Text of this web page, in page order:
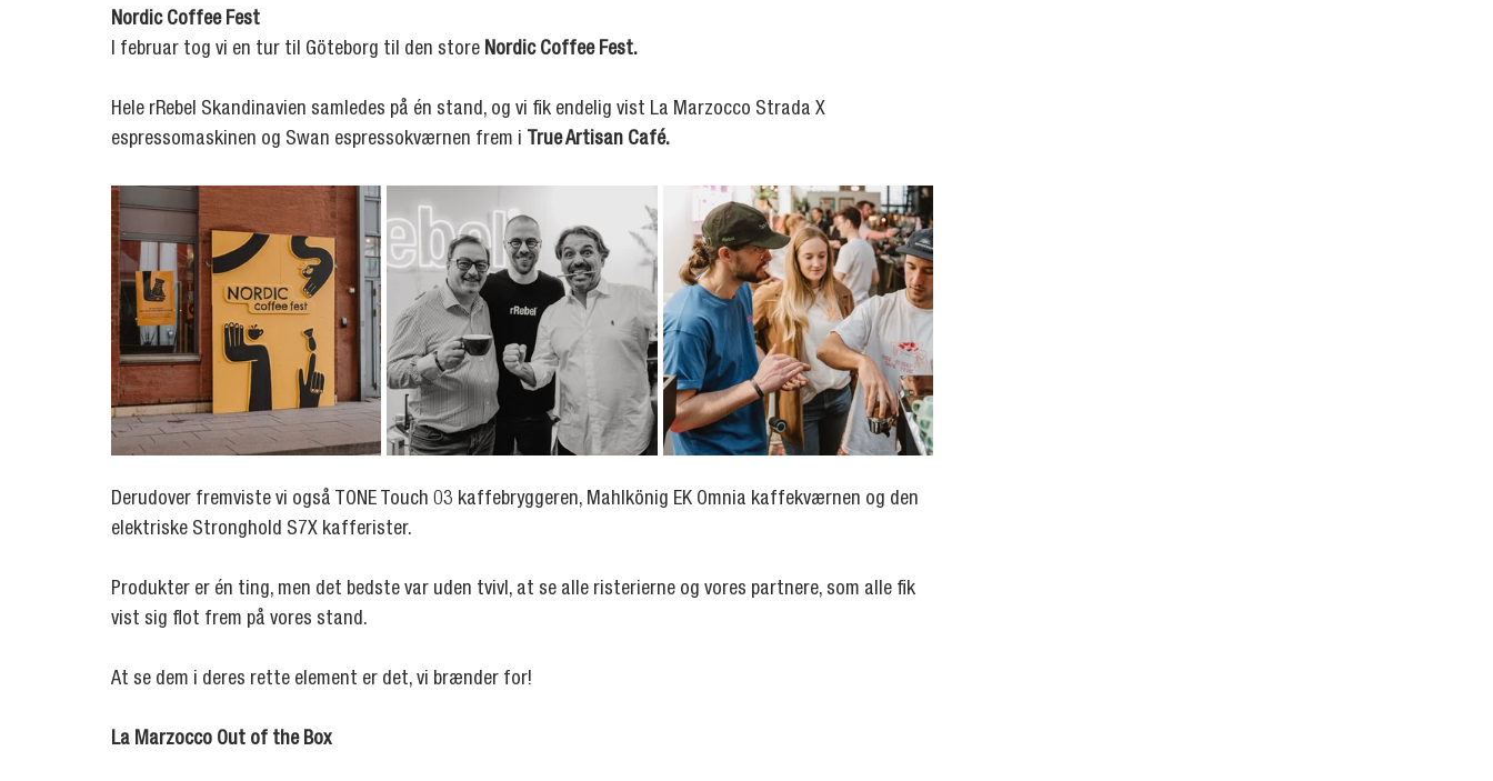
Nordic Coffee Fest
I februar tog vi en tur til Göteborg til den store Nordic Coffee Fest.
Hele rRebel Skandinavien samledes på én stand, og vi fik endelig vist La Marzocco Strada X
espressomaskinen og Swan espressokværnen frem i True Artisan Café.
Derudover fremviste vi også TONE Touch 03 kaffebryggeren, Mahlkönig EK Omnia kaffekværnen og den
elektriske Stronghold S7X kafferister.
Produkter er én ting, men det bedste var uden tvivl, at se alle risterierne og vores partnere, som alle fik
vist sig flot frem på vores stand.
At se dem i deres rette element er det, vi brænder for!
La Marzocco Out of the Box